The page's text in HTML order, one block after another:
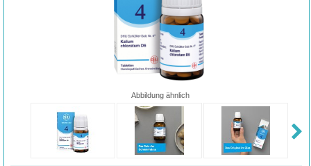
Abbildung ähnlich